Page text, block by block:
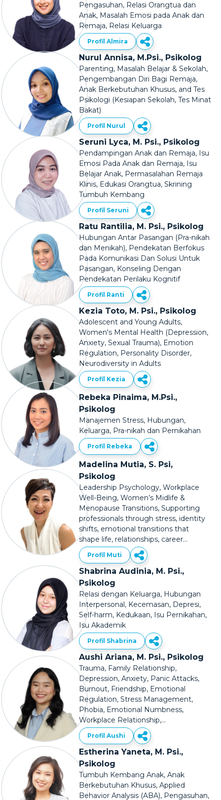
Pengasuhan, Relasi Orangtua dan
Anak, Masalah Emosi pada Anak dan
Remaja, Relasi Keluarga
Profil Almira
Nurul Annisa, M.Psi., Psikolog
Parenting, Masalah Belajar & Sekolah,
Pengembangan Diri Bagi Remaja,
Anak Berkebutuhan Khusus, and Tes
Psikologi (Kesiapan Sekolah, Tes Minat
Bakat)
Profil Nurul
Seruni Lyca, M. Psi., Psikolog
Pendampingan Anak dan Remaja, Isu
Emosi Pada Anak dan Remaja, Isu
Belajar Anak, Permasalahan Remaja
Klinis, Edukasi Orangtua, Skrining
Tumbuh Kembang
Profil Seruni
Ratu Rantilia, M. Psi., Psikolog
Hubungan Antar Pasangan (Pra-nikah
dan Menikah), Pendekatan Berfokus
Pada Komunikasi Dan Solusi Untuk
Pasangan, Konseling Dengan
Pendekatan Perilaku Kognitif
Profil Ranti
Kezia Toto, M. Psi., Psikolog
Adolescent and Young Adults,
Women's Mental Health (Depression,
Anxiety, Sexual Trauma), Emotion
Regulation, Personality Disorder,
Neurodiversity in Adults
Profil Kezia
Rebeka Pinaima, M.Psi.,
Psikolog
Manajemen Stress, Hubungan,
Keluarga, Pra-nikah dan Pernikahan
Profil Rebeka
Madelina Mutia, S. Psi,
Psikolog
Leadership Psychology, Workplace
Well-Being, Women’s Midlife &
Menopause Transitions, Supporting
professionals through stress, identity
shifts, emotional transitions that
shape life, relationships, career
direction
Profil Muti
Shabrina Audinia, M. Psi.,
Psikolog
Relasi dengan Keluarga, Hubungan
Interpersonal, Kecemasan, Depresi,
Self-harm, Kedukaan, Isu Pernikahan,
Isu Akademik
Profil Shabrina
Aushi Ariana, M. Psi., Psikolog
Trauma, Family Relationship,
Depression, Anxiety, Panic Attacks,
Burnout, Friendship, Emotional
Regulation, Stress Management,
Phobia, Emotional Numbness,
Workplace Relationship,
Procrastination
Profil Aushi
Estherina Yaneta, M. Psi.,
Psikolog
Tumbuh Kembang Anak, Anak
Berkebutuhan Khusus, Applied
Behavior Analysis (ABA), Pengasuhan,